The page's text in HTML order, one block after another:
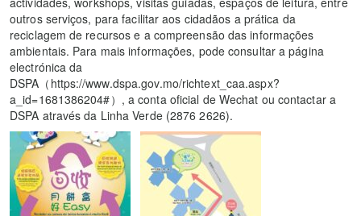
outros serviços, para facilitar aos cidadãos a prática da
reciclagem de recursos e a compreensão das informações
ambientais. Para mais informações, pode consultar a página
electrónica da
DSPA（https://www.dspa.gov.mo/richtext_caa.aspx?
a_id=1681386204#）, a conta oficial de Wechat ou contactar a
DSPA através da Linha Verde (2876 2626).